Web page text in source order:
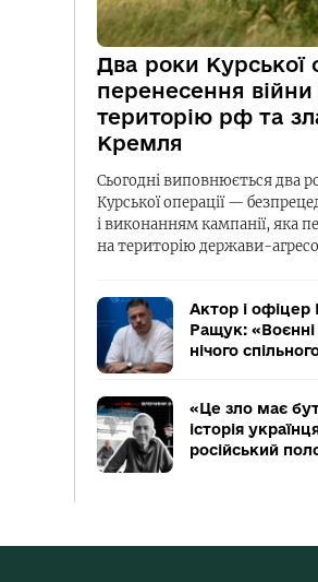
Два роки Курської
перенесення війни
територію рф та
Кремля
Сьогодні виповнюється два
Курської операції —
і виконанням кампанії, яка
на територію держави-
Актор і
Ращук:
нічого
«Це зло має
історія
російський